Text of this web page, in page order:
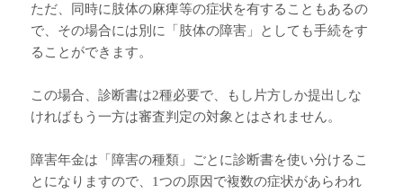
ただ、同時に肢体の麻痺等の症状を有することもあるの
で、その場合には別に「肢体の障害」としても手続をす
ることができます。
この場合、診断書は2種必要で、もし片方しか提出しな
ければもう一方は審査判定の対象とはされません。
障害年金は「障害の種類」ごとに診断書を使い分けるこ
とになりますので、1つの原因で複数の症状があらわれ